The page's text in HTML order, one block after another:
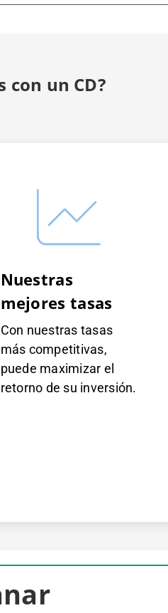
un CD?
Nuestras
mejores tasas
Con nuestras tasas
más competitivas,
puede maximizar el
retorno de su inversión.